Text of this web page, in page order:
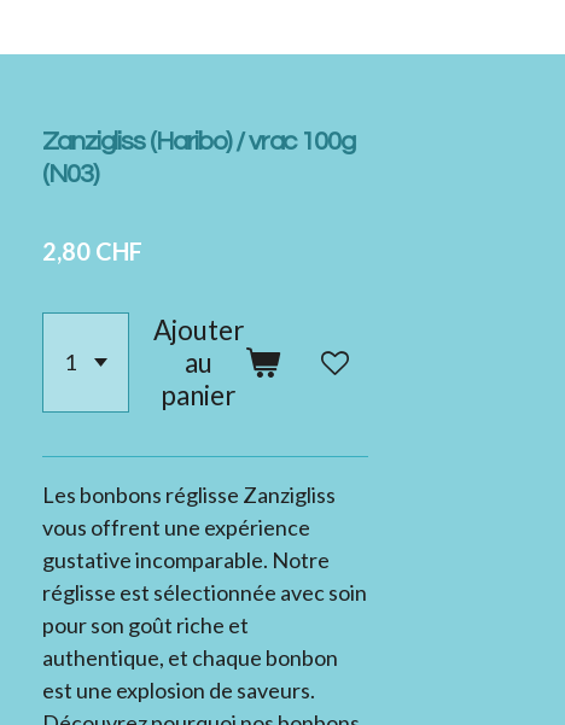
Zanzigliss (Haribo) / vrac 100g
(N03)
2,80 CHF
Ajouter
au
panier
Les bonbons réglisse Zanzigliss
vous offrent une expérience
gustative incomparable. Notre
réglisse est sélectionnée avec soin
pour son goût riche et
authentique, et chaque bonbon
est une explosion de saveurs.